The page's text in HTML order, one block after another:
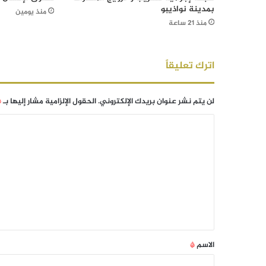
بمدينة نواذيبو
منذ 21 ساعة
منذ يومين
اترك تعليقاً
لن يتم نشر عنوان بريدك الإلكتروني.الحقول الإلزامية مشار إليها بـ
الاسم*